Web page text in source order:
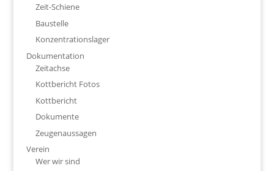
Zeit-Schiene
Baustelle
Konzentrationslager
Dokumentation
Zeitachse
Kottbericht Fotos
Kottbericht
Dokumente
Zeugenaussagen
Verein
Wer wir sind